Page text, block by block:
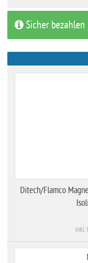
Sicher bezahlen
Ditech/Flamco
inkl.